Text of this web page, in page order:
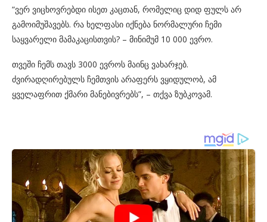
“ვერ ვიცხოვრებდი ისეთ კაცთან, რომელიც დიდ ფულს არ
გამოიმუშავებს. რა ხელფასი იქნება ნორმალური ჩემი
საყვარელი მამაკაცისთვის? – მინიმუმ 10 000 ევრო.
თვეში ჩემს თავს 3000 ევროს მაინც ვახარჯებ.
ძვირადღირებულს ჩემთვის არაფერს ვყიდულობ, ამ
ყველაფრით ქმარი მანებივრებს”, – თქვა ზუბკოვამ.